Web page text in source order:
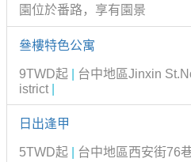
園位於番路，享有園景
叄樓特色公寓
9TWD起
台中地區Jinxin
istrict
日出逢甲
5TWD起
台中地區西安街76